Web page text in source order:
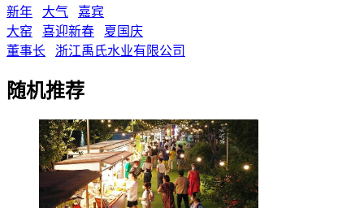
新年
大气
嘉宾
大窑
喜迎新春
夏国庆
董事长
浙江禹氏水业有限公司
随机推荐